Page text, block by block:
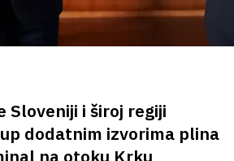
Sloveniji i široj regiji
dodatnim izvorima plina
na otoku Krku